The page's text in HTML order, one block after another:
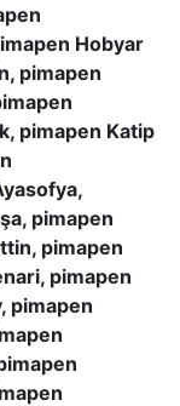
Hobyar
pimapen
pimapen Katip
pimapen
pimapen
pimapen
pimapen